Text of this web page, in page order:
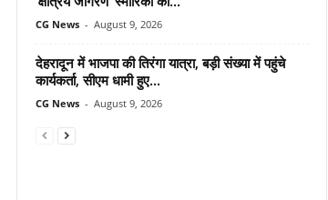
CG News - August 9, 2026
देहरादून में भाजपा की तिरंगा यात्रा, बड़ी संख्या में पहुंचे
कार्यकर्ता, सीएम धामी हुए...
CG News - August 9, 2026